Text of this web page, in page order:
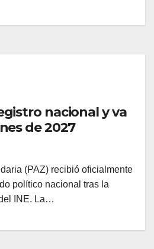
nacional y va
de 2027
(PAZ) recibió oficialmente
político nacional tras la
INE. La…